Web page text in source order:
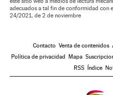
adecuados a tal fin de conformidad con
24/2021, de 2 de noviembre
Contacto Venta de contenidos
Política de privacidad Mapa
RSS Índice